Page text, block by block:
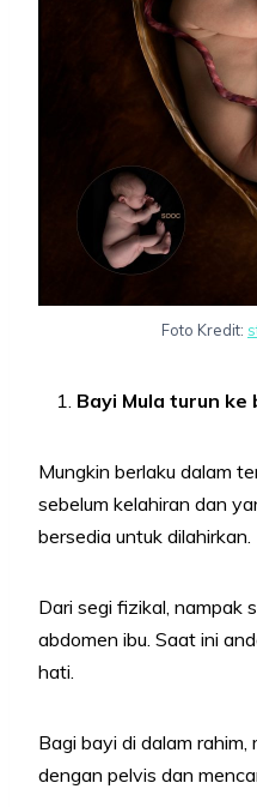
Foto Kredit:
Bayi Mula turun ke
Mungkin berlaku dalam
sebelum kelahiran dan
bersedia untuk dilahirkan.
Dari segi fizikal, nampak
abdomen ibu. Saat ini
hati.
Bagi bayi di dalam
dengan pelvis dan